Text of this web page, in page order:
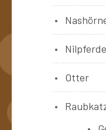
Nilpferde
Otter